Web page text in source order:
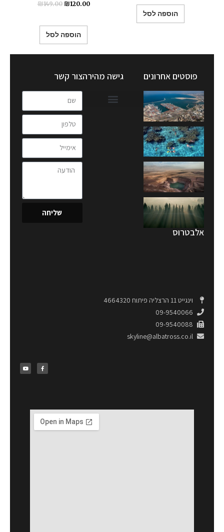
₪149.00 ₪120.00
הוספה לסל
הוספה לסל
פוסטים אחרונים גישה מהירהצור קשר
שליחה
אלבטרוס
וינגייט 11 הרצליה פיתוח 4664320
09-9540066
09-9540088
skyline@albatross.co.il